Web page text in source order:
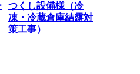
つくし設備様（冷
凍・冷蔵倉庫結露対
策工事）